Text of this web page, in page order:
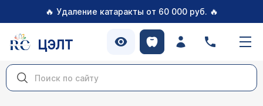
🔥 Удаление катаракты от 60 000 руб. 🔥
ЦЭЛТ